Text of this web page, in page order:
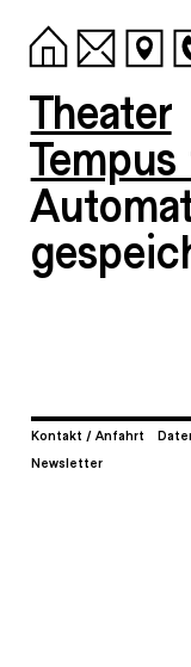
Theater
Kontakt / Anfahrt
Newsletter